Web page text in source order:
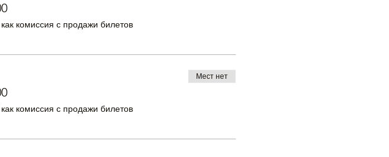
как комиссия с продажи билетов
как комиссия с продажи билетов
Мест нет